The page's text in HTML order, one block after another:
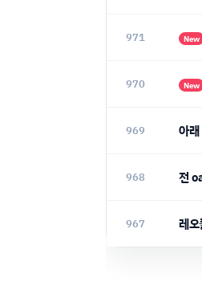
971 New
970 New
969 아
968
967 레